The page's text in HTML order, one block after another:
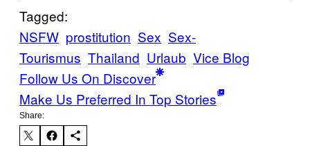
Tagged:
NSFW prostitution Sex Sex-
Tourismus Thailand Urlaub Vice Blog
Follow Us On Discover
Make Us Preferred In Top Stories
Share: